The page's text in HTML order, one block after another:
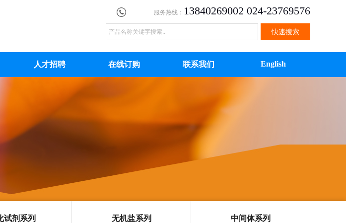
服务热线： 13840269002 024-23769576
人才招聘 在线订购 联系我们 English
试剂系列 无机盐系列 中间体系列